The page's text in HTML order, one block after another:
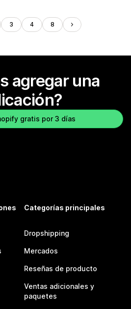
3 4 8
agregar una
gratis por 3 días
Categorías principales
Dropshipping
Mercados
Reseñas de producto
Ventas adicionales y
paquetes